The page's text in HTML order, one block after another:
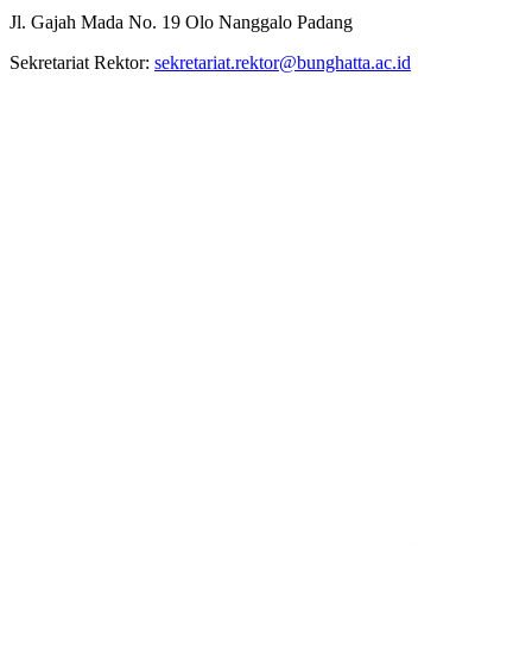
Jl. Gajah Mada No. 19 Olo Nanggalo Padang
Sekretariat Rektor: sekretariat.rektor@bunghatta.ac.id